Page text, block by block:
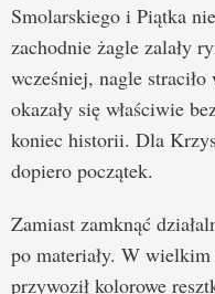
Smolarskiego i Piątka
zachodnie żagle zalały
wcześniej, nagle
okazały się właściwie
koniec historii. Dla
dopiero początek.
Zamiast zamknąć
po materiały. W
przywoził kolorowe